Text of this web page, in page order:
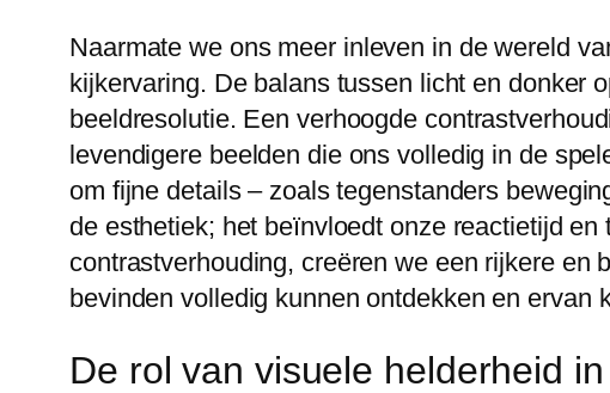
Naarmate we ons meer inleven in de wereld
kijkervaring. De balans tussen licht en donker
beeldresolutie. Een verhoogde
levendigere beelden die ons volledig in de
om fijne details – zoals tegenstanders
de esthetiek; het beïnvloedt onze reactietijd
contrastverhouding, creëren we een rijkere en
bevinden volledig kunnen ontdekken en ervan
De rol van visuele helderheid